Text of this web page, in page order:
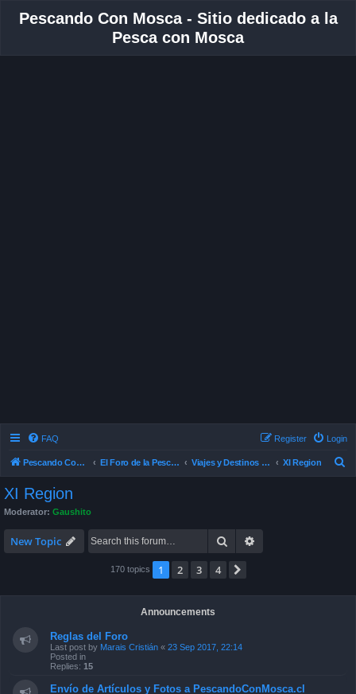
Pescando Con Mosca - Sitio dedicado a la
Pesca con Mosca
FAQ Login
Register
Pescando Con Mosca El Foro de la Pesca con Mosca en Chile Viajes y Destinos de Pesca XI Region
XI Region
Moderator: Gaushito
New Topic Search
170 topics 1 2 3 4
Announcements
Reglas del Foro
Last post by Marais Cristián « 23 Sep 2017, 22:14
Posted in
Replies: 15
Envío de Artículos y Fotos a PescandoConMosca.cl